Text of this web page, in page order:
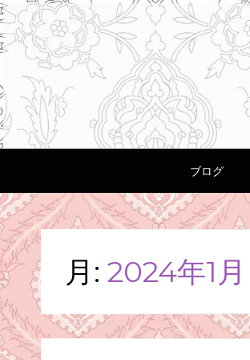
ブログ
月: 2024年1月